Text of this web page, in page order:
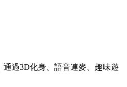
過3D化身、語音連麥、趣味遊